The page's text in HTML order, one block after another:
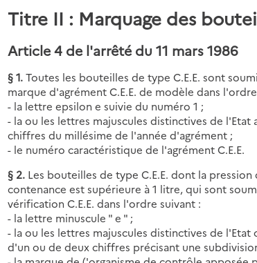
Titre II : Marquage des
Article 4 de l'arrêté du 11 mars 1986
§ 1.Toutes les bouteilles de type C.E.E. sont
marque d'agrément C.E.E. de modèle dans
- la lettre epsilon e suivie du numéro 1 ;
- la ou les lettres majuscules distinctives de l'Etat
chiffres du millésime de l'année d'agrément ;
- le numéro caractéristique de l'agrément C.E.E.
§ 2. Les bouteilles de type C.E.E. dont la
contenance est supérieure à 1 litre, qui sont
vérification C.E.E. dans l'ordre suivant :
- la lettre minuscule " e " ;
- la ou les lettres majuscules distinctives de
d'un ou de deux chiffres précisant une